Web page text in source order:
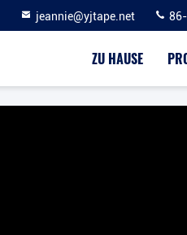
jeannie@yjtape.net
ZU HAUSE